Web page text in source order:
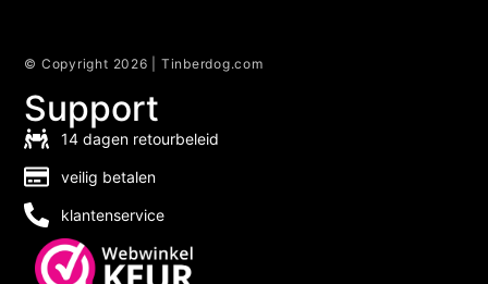
© Copyright 2026 | Tinberdog.com
Support
14 dagen retourbeleid
veilig betalen
klantenservice